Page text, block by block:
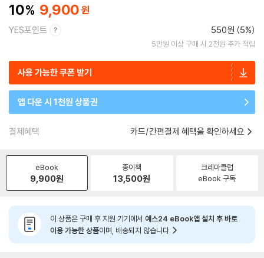
10 9,900
YES포인트 550원 (5%)
5만원 이상 구매 시 2천원 추가 적립
사용 가능한 쿠폰 받기
앱 다운 시 1천원 상품권
결제혜택 카드/간편결제 혜택을 확인하세요
eBook
9,900원
종이책
13,500원
크레마클럽
eBook 구독
이 상품은 구매 후 지원 기기에서 예스24 eBook앱 설치 후 바로
이용 가능한 상품이며, 배송되지 않습니다.